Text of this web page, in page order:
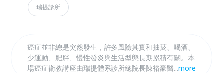
瑞提診所
癌症並非總是突然發生，許多風險其實和抽菸、喝酒、
少運動、肥胖、慢性發炎與生活型態長期累積有關。本
場癌症衛教講座由瑞提體系診所總院長陳裕豪醫師主
...more